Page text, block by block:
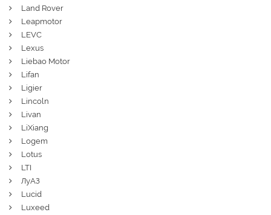
Land Rover
Leapmotor
LEVC
Lexus
Liebao Motor
Lifan
Ligier
Lincoln
Livan
LiXiang
Logem
Lotus
LTI
ЛуАЗ
Lucid
Luxeed